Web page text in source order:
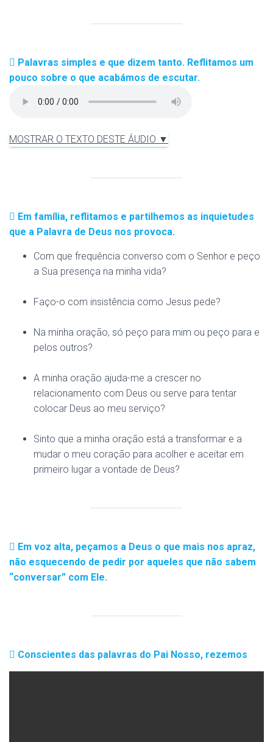
Palavras simples e que dizem tanto. Reflitamos um
pouco sobre o que acabámos de escutar.
MOSTRAR O TEXTO DESTE ÁUDIO ▼
Em família, reflitamos e partilhemos as inquietudes
que a Palavra de Deus nos provoca.
Com que frequência converso com o Senhor e peço
a Sua presença na minha vida?
Faço-o com insistência como Jesus pede?
Na minha oração, só peço para mim ou peço para e
pelos outros?
A minha oração ajuda-me a crescer no
relacionamento com Deus ou serve para tentar
colocar Deus ao meu serviço?
Sinto que a minha oração está a transformar e a
mudar o meu coração para acolher e aceitar em
primeiro lugar a vontade de Deus?
Em voz alta, peçamos a Deus o que mais nos apraz,
não esquecendo de pedir por aqueles que não sabem
“conversar” com Ele.
Conscientes das palavras do Pai Nosso, rezemos